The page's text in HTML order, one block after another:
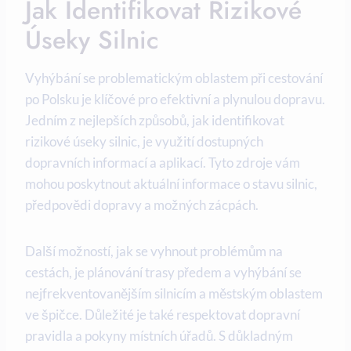
Jak Identifikovat Rizikové⁢
Úseky Silnic
Vyhýbání ⁢se ‍problematickým oblastem ‌při cestování
po Polsku je klíčové​ pro efektivní a⁣ plynulou dopravu.
Jedním⁣ z nejlepších způsobů, jak identifikovat‍
rizikové úseky ⁤silnic, je ‍využití dostupných
dopravních informací a aplikací. Tyto zdroje ‌vám
mohou poskytnout aktuální ‌informace o​ stavu silnic,
předpovědi dopravy a možných ⁢zácpách.
Další⁤ možností, jak‌ se⁢ vyhnout problémům na
cestách,​ je plánování trasy předem a vyhýbání se
⁢nejfrekventovanějším ⁢silnicím ⁤a městským oblastem
ve špičce.⁣ Důležité je‍ také respektovat ⁤dopravní
pravidla a pokyny‍ místních úřadů. S důkladným‍